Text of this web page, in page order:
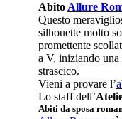
Abito Allure
Questo
silhouette molto
promettente
a V, iniziando
strascico.
Vieni a provare l’
Lo staff dell’
Abiti da sposa